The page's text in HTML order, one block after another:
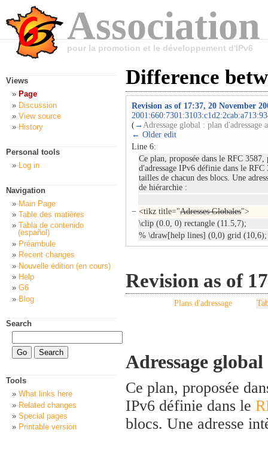
pour la promotion et le développement d'IPv6
Difference
Revision as of 17:37, 20 November
(→ Adressage global : plan d'adressage
← Older edit
Line 6:
Ce plan, proposée dans le RFC 3587,
d'adressage IPv6 définie dans le RFC
tailles de chacun des blocs. Une
de hiérarchie :
− <tikz title="Adresses Globales">
\clip (0.0, 0) rectangle (11.5,7);
% \draw[help lines] (0,0) grid
Revision as of
Plans d'adressage
Adressage
Ce plan, proposée
IPv6 définie dans le
blocs. Une adresse
Views
Page
Discussion
View source
History
Personal tools
Log in
Navigation
Main Page
Table des matières
Tabla de contenido
(español)
Préambule
Recent changes
Nouvelle édition (en cours)
Help
G6
Blog
Search
Tools
What links here
Related changes
Special pages
Printable version